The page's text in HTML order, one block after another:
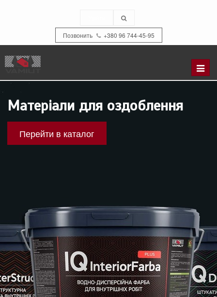
Позвонить +380 96 744-45-95
Refer
to
Матеріали для оздоблення
Перейти в каталог